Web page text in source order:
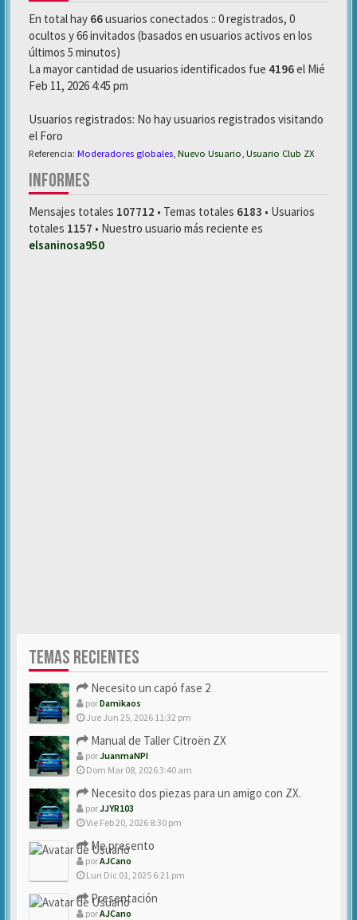
En total hay 66usuarios conectados :: 0 registrados, 0
ocultos y 66 invitados (basados en usuarios activos en los
últimos 5 minutos)
La mayor cantidad de usuarios identificados fue 4196el Mié
Feb 11, 2026 4:45 pm
Usuarios registrados: No hay usuarios registrados visitando
el Foro
Referencia: Moderadores globales Nuevo Usuario Usuario Club ZX
INFORMES
Mensajes totales 107712 • Temas totales 6183 • Usuarios
totales 1157 • Nuestro usuario más reciente es
elsaninosa950
TEMAS RECIENTES
Necesito un capó fase 2
porDamikaos
Jue Jun 25, 2026 11:32 pm
Manual de Taller Citroën ZX
porJuanmaNPI
Dom Mar 08, 2026 3:40 am
Necesito dos piezas para un amigo con ZX.
porJJYR103
Vie Feb 20, 2026 8:30 pm
Me presento
porAJCano
Lun Dic 01, 2025 6:21 pm
Presentación
porAJCano